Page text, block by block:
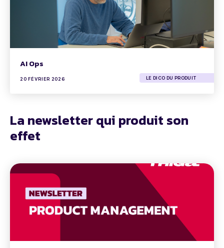
AI Ops
20 FÉVRIER 2026 LE DICO DU PRODUIT
La newsletter qui produit son
effet